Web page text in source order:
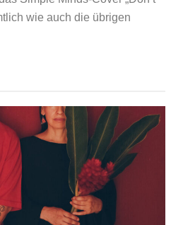
wie auch die übrigen